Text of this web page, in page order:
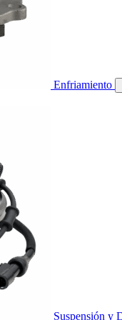
Enfriamiento
Suspensión y